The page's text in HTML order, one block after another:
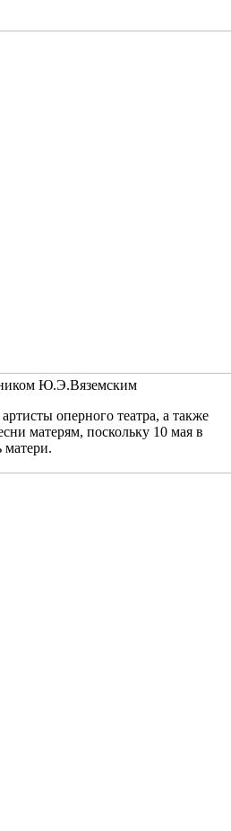
Ю.Э.Вяземским
оперного театра, а также
матерям, поскольку 10 мая в
матери.